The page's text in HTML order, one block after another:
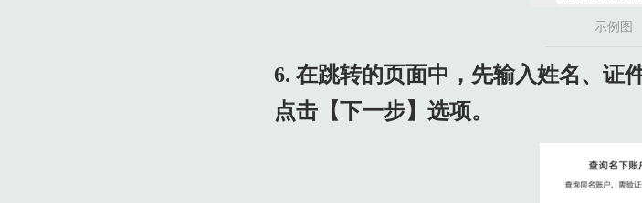
示例图
6. 在跳转的页面中，先输入姓名、证
点击【下一步】选项。